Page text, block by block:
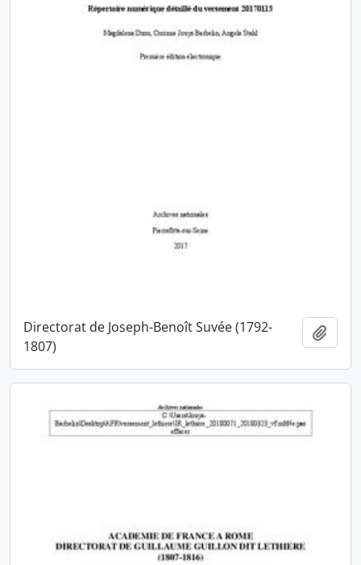
Directorat de Joseph-Benoît Suvée (1792-
1807)